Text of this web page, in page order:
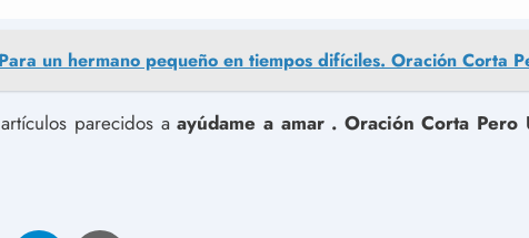
Para un hermano pequeño en tiempos difíciles. Oración Corta
parecidos aayúdame a amar . Oración Corta Pero